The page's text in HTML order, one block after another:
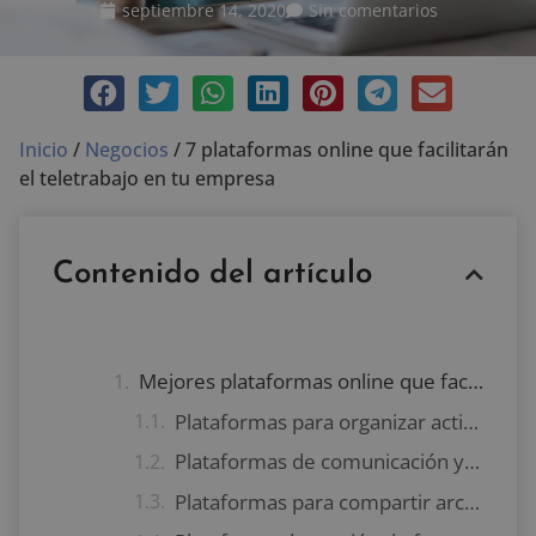
septiembre 14, 2020 Sin comentarios
Inicio / Negocios /7 plataformas online que facilitarán
el teletrabajo en tu empresa
Contenido del artículo
Mejores plataformas online que facilitarán el teletrabajo
Plataformas para organizar actividades y designar responsabilidades
Plataformas de comunicación y videoconferencias
Plataformas para compartir archivos y material de trabajo